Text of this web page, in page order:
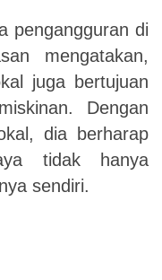
pengangguran di
mengatakan,
juga bertujuan
Dengan
dia berharap
tidak hanya
sendiri.